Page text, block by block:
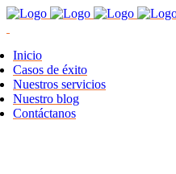
Inicio
Casos de éxito
Nuestros servicios
Nuestro blog
Contáctanos